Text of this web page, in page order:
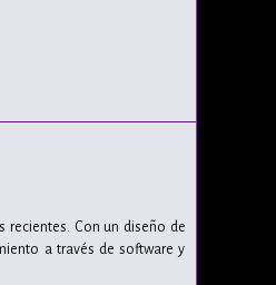
recientes. Con un diseño de
a través de software y